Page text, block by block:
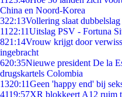
China en Noord-Korea
322:13Vollering slaat
11 22:11Uitslag PSV - Fortuna
821:14Vrouw krijgt door
ingebracht
620:35Nieuwe president De la
drugskartels Colombia
1320:11Geen 'happy end' bij
4119:57XR blokkeert A12 ruim